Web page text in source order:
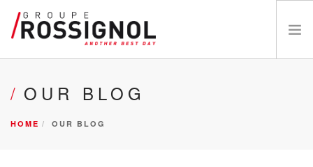
ABOUT US
INNOVATIONS
OUR BLOG
HOME OUR BLOG